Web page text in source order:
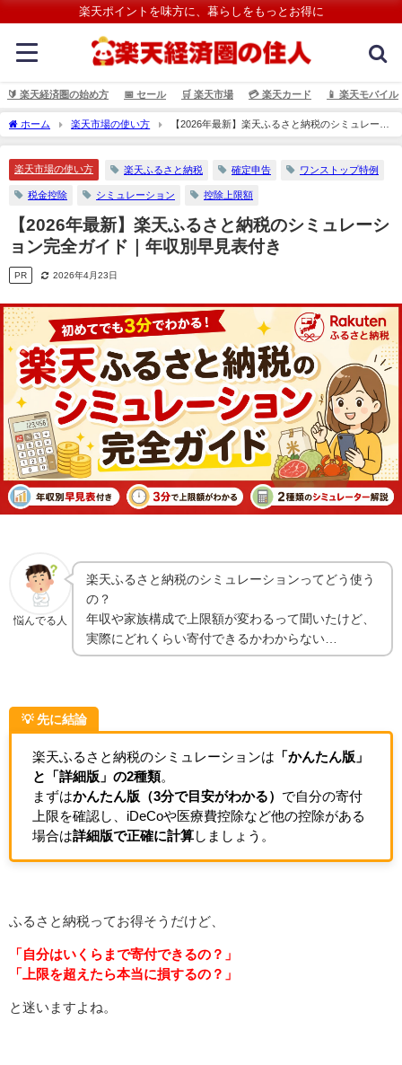
楽天ポイントを味方に、暮らしをもっとお得に
🔰 楽天経済圏の始め方 📅 セール 🛒 楽天市場 💳️ 楽天カード 📱 楽天モバイル
ホーム 楽天市場の使い方
【2026年最新】楽天ふるさと納税のシミュレーシ
ョン完全ガイド｜年収別早見表付き
楽天市場の使い方 楽天ふるさと納税 確定申告 ワンストップ特例
税金控除 シミュレーション 控除上限額
【2026年最新】楽天ふるさと納税のシミュレーシ
ョン完全ガイド｜年収別早見表付き
PR 2026年4月23日
悩んでる人
楽天ふるさと納税のシミュレーションってどう使う
の？
年収や家族構成で上限額が変わるって聞いたけど、
実際にどれくらい寄付できるかわからない…
💡 先に結論
楽天ふるさと納税のシミュレーションは 「かんたん版」
と「詳細版」の2種類。
まずはかんたん版（3分で目安がわかる） で自分の寄付
上限を確認し、iDeCoや医療費控除など他の控除がある
場合は詳細版で正確に計算しましょう。
ふるさと納税ってお得そうだけど、
「自分はいくらまで寄付できるの？」
「上限を超えたら本当に損するの？」
と迷いますよね。